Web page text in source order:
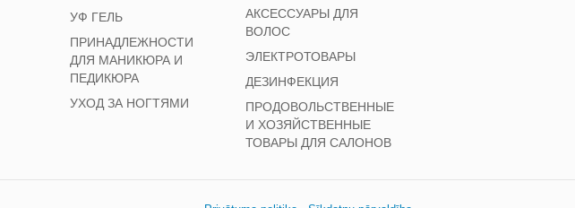
УФ ГЕЛЬ
ПРИНАДЛЕЖНОСТИ
ДЛЯ МАНИКЮРА И
ПЕДИКЮРА
УХОД ЗА НОГТЯМИ
АКСЕССУАРЫ ДЛЯ
ВОЛОС
ЭЛЕКТРОТОВАРЫ
ДЕЗИНФЕКЦИЯ
ПРОДОВОЛЬСТВЕННЫЕ
И ХОЗЯЙСТВЕННЫЕ
ТОВАРЫ ДЛЯ САЛОНОВ